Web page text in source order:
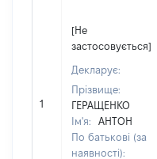
1
[Не
застосовується]
Декларує:
Прізвище:
ГЕРАЩЕНКО
Ім'я:
АНТОН
По батькові (за
наявності):